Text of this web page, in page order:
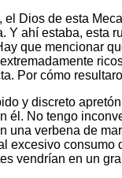
Dios de esta
Y ahí estaba, esta
que mencionar
Por cómo
y discreto
él. No tengo
una verbena de
excesivo
vendrían en un